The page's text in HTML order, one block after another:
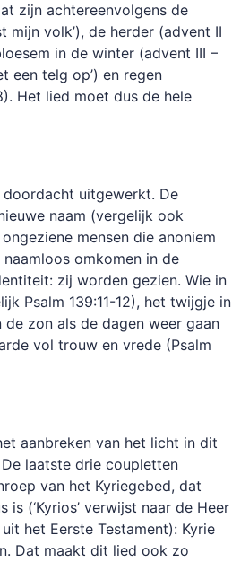
zijn achtereenvolgens de
mijn volk’), de herder (advent II
in de winter (advent III –
een telg op’) en regen
Het lied moet dus de hele
uitgewerkt. De
naam (vergelijk ook
mensen die anoniem
omkomen in de
zij worden gezien. Wie in
Psalm 139:11-12), het twijgje in
zon als de dagen weer gaan
vol trouw en vrede (Psalm
aanbreken van het licht in dit
laatste drie coupletten
van het Kyriegebed, dat
(‘Kyrios’ verwijst naar de Heer
het Eerste Testament): Kyrie
Dat maakt dit lied ook zo